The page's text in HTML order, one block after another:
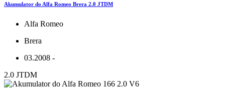
Akumulator do Alfa Romeo Brera 2.0 JTDM
Alfa Romeo
Brera
03.2008 -
2.0 JTDM